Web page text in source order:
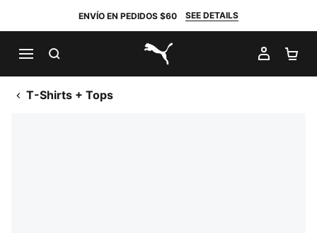
ENVÍO EN PEDIDOS $60 SEE DETAILS
PUMA.com
MI
T-Shirts + Tops